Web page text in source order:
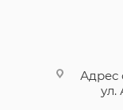
Адрес
ул.